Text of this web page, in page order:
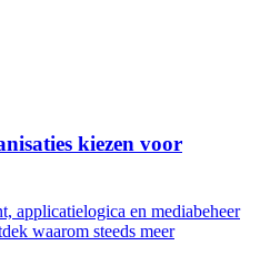
kiezen voor
applicatielogica en mediabeheer
waarom steeds meer